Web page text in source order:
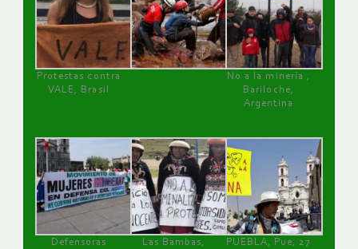
Protestas contra
VALE, Brasil
No a la minería ,
Bariloche,
Argentina
Defensoras
Las Bambas,
PUEBLA, Pue, 27